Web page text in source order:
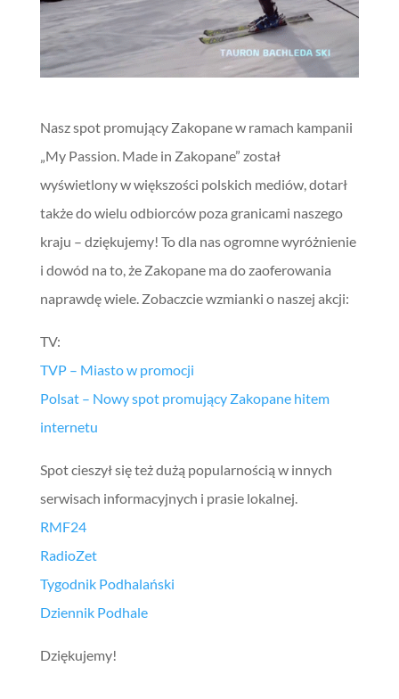
Nasz spot promujący Zakopane w ramach kampanii
„My Passion. Made in Zakopane” został
wyświetlony w większości polskich mediów, dotarł
także do wielu odbiorców poza granicami naszego
kraju – dziękujemy! To dla nas ogromne wyróżnienie
i dowód na to, że Zakopane ma do zaoferowania
naprawdę wiele. Zobaczcie wzmianki o naszej akcji:
TV:
TVP – Miasto w promocji
Polsat – Nowy spot promujący Zakopane hitem
internetu
Spot cieszył się też dużą popularnością w innych
serwisach informacyjnych i prasie lokalnej.
RMF24
RadioZet
Tygodnik Podhalański
Dziennik Podhale
Dziękujemy!